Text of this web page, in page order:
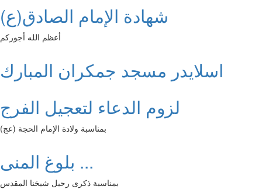
شهادة الإمام الصادق(ع)
أعظم الله أجوركم
اسلايدر مسجد جمكران المبارك
لزوم الدعاء لتعجيل الفرج
بمناسبة ولادة الإمام الحجة (عج)
بلوغ المنى ...
بمناسبة ذكرى رحيل شيخنا المقدس